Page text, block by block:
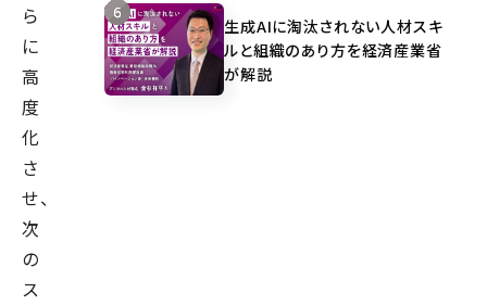
ら
に
高
度
化
さ
せ、
次
の
ス
生成AIに淘汰されない人材スキ
ルと組織のあり方を経済産業省
が解説